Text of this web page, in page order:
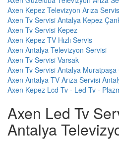
Axen Kepez Televizyon Arıza
Axen Tv Servisi Antalya Kepez
Axen Tv Servisi Kepez
Axen Kepez TV Hızlı Servis
Axen Antalya Televizyon Servisi
Axen Tv Servisi Varsak
Axen Tv Servisi Antalya Muratpaşa
Axen Antalya TV Arıza Servisi
Axen Kepez Lcd Tv - Led Tv -
Axen Led Tv
Antalya